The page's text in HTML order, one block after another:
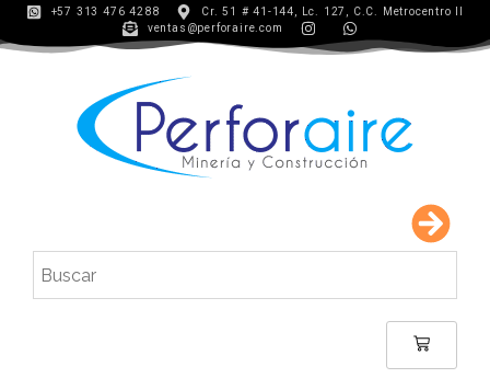
+57 313 476 4288
Cr. 51 # 41-144, Lc. 127, C.C. Metrocentro II
ventas@perforaire.com